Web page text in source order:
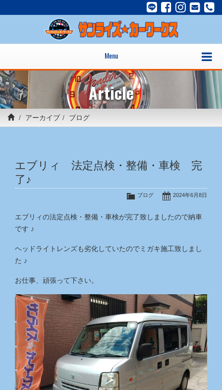
Menu
Article
アーカイブ ブログ
エブリィ 法定点検・整備・車検 完
了♪
2024年6月8日
ブログ
エブリィの法定点検・整備・車検が完了致しましたので納車
です ♪
ヘッドライトレンズも劣化していたのでミガキ施工致しまし
た ♪
お仕事、頑張って下さい。